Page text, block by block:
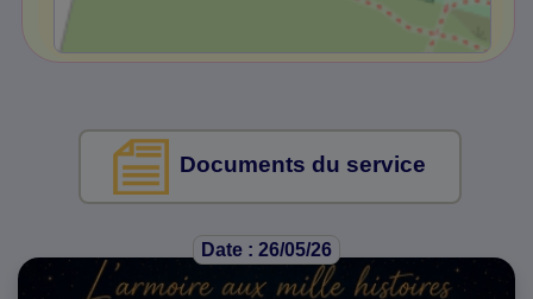
Documents du service
Date : 26/05/26